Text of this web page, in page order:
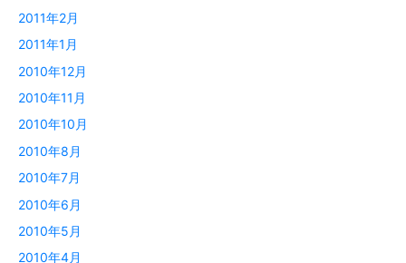
2011年2月
2011年1月
2010年12月
2010年11月
2010年10月
2010年8月
2010年7月
2010年6月
2010年5月
2010年4月